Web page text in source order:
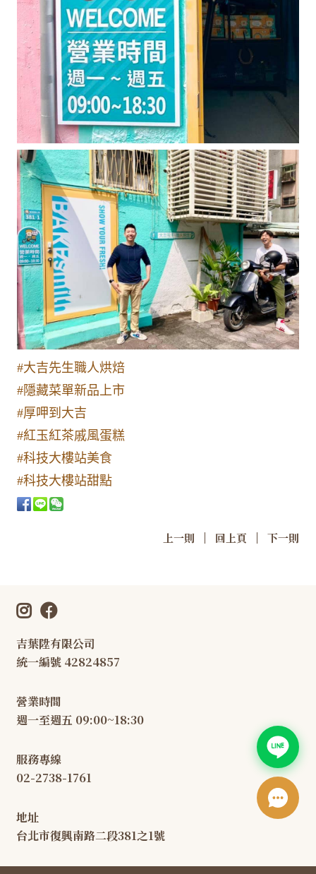
#大吉先生職人烘焙
#隱藏菜單新品上市
#厚呷到大吉
#紅玉紅茶戚風蛋糕
#科技大樓站美食
#科技大樓站甜點
上一則 | 回上頁 |下一則
吉葉陞有限公司
統一編號 42824857
營業時間
週一至週五 09:00~18:30
服務專線
02-2738-1761
地址
台北市復興南路二段381之1號